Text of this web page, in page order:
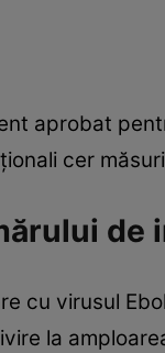
aprobat
cer
de
cu virusul
la